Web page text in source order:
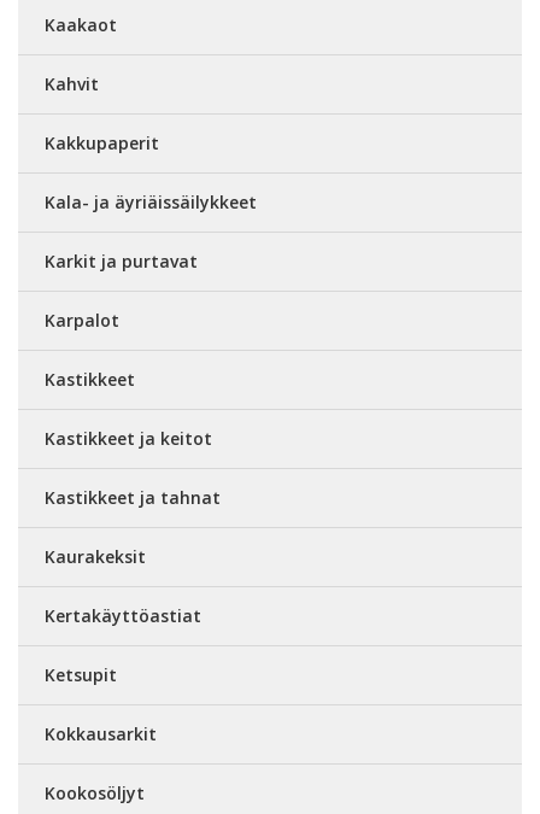
Kaakaot
Kahvit
Kakkupaperit
Kala- ja äyriäissäilykkeet
Karkit ja purtavat
Karpalot
Kastikkeet
Kastikkeet ja keitot
Kastikkeet ja tahnat
Kaurakeksit
Kertakäyttöastiat
Ketsupit
Kokkausarkit
Kookosöljyt